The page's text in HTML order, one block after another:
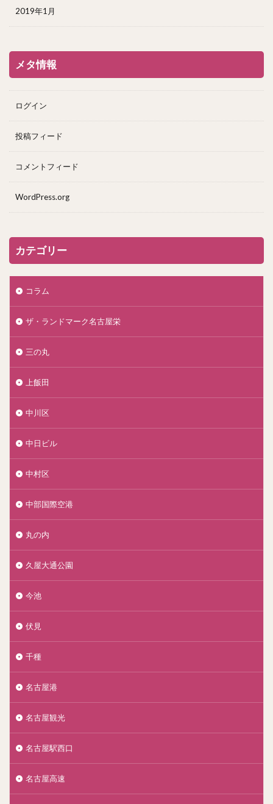
2019年1月
メタ情報
ログイン
投稿フィード
コメントフィード
WordPress.org
カテゴリー
コラム
ザ・ランドマーク名古屋栄
三の丸
上飯田
中川区
中日ビル
中村区
中部国際空港
丸の内
久屋大通公園
今池
伏見
千種
名古屋港
名古屋観光
名古屋駅西口
名古屋高速